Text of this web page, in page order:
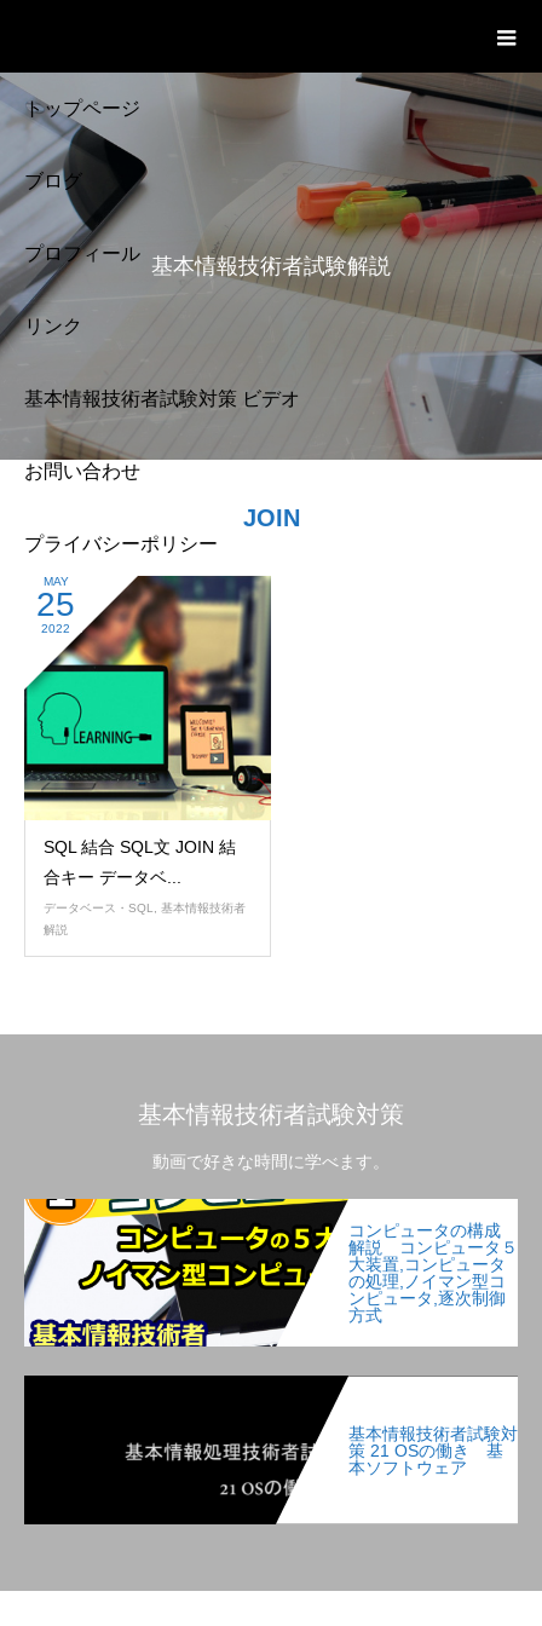
トップページ
ブログ
プロフィール
リンク
基本情報技術者試験対策 ビデオ
お問い合わせ
プライバシーポリシー
基本情報技術者試験解説
JOIN
MAY
25
2022
SQL 結合 SQL文 JOIN 結
合キー データベ...
データベース・SQL
基本情報技術者
解説
基本情報技術者試験対策
動画で好きな時間に学べます。
コンピュータの構成
解説 コンピュータ５
大装置,コンピュータ
の処理,ノイマン型コ
ンピュータ,逐次制御
方式
基本情報技術者試験対
策 21 OSの働き 基
本ソフトウェア